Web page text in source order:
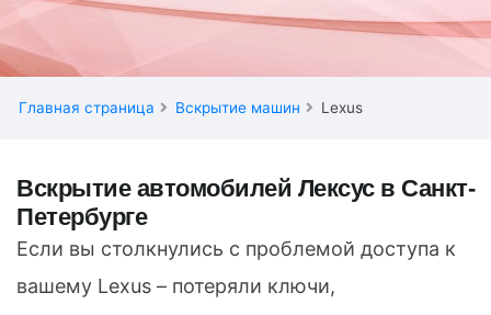
Главная страница Вскрытие машин Lexus
Вскрытие автомобилей Лексус в Санкт-
Петербурге
Если вы столкнулись с проблемой доступа к
вашему Lexus – потеряли ключи,